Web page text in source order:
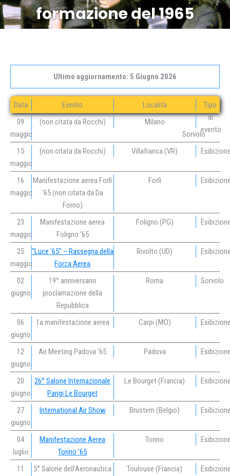
formazione del 1965
Ultimo aggiornamento: 5 Giugno 2026
Data Evento Località
Tipo
di
evento
09
maggio
(non citata da Rocchi)
Milano
Sorvolo
15
maggio
(non citata da Rocchi) Villafranca (VR)
16
maggio
Manifestazione aerea Forlì
’65 (non citata da Da
Forno)
Forlì
23
maggio
Manifestazione aerea
Foligno ’65
Foligno (PG)
25
maggio
“Luce ’65” – Rassegna della
Forza Aerea
Rivolto (UD)
02
giugno
19° anniversario
proclamazione della
Repubblica
Roma Sorvolo
06
giugno
1a manifestazione aerea Carpi (MO)
12
giugno
Air Meeting Padova ’65 Padova
20
giugno
26° Salone Internazionale
Parigi Le Bourget
Le Bourget (Francia)
27
giugno
International Air Show Brustem (Belgio)
04
luglio
Manifestazione Aerea
Torino ’65
Torino
11
5° Salone dell’Aeronautica
Toulouse (Francia)